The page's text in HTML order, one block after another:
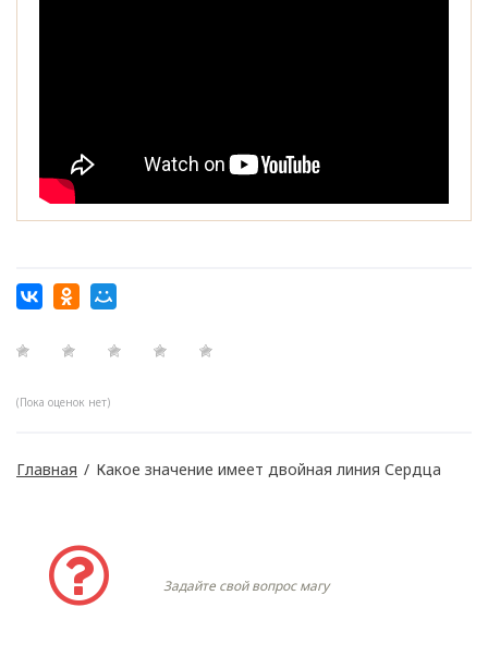
(Пока оценок нет)
Главная / Какое значение имеет двойная линия Сердца
Задайте свой вопрос магу